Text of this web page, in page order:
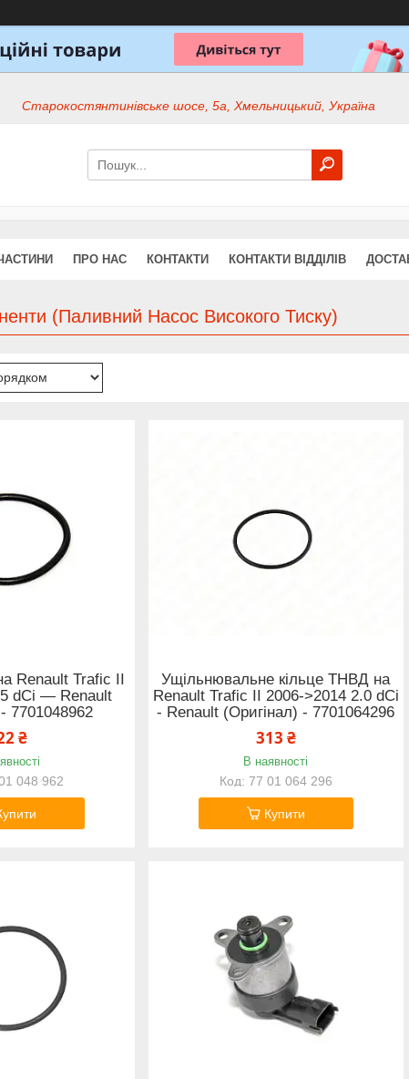
Старокостянтинівське шосе, 5а, Хмельницький, Україна
ПРО НАС КОНТАКТИ КОНТАКТИ ВІДДІЛІВ
(Паливний Насос Високого Тиску)
Renault Trafic II
dCi — Renault
7701048962
₴
048 962
Ущільнювальне кільце ТНВД на
Renault Trafic II 2006->2014 2.0 dCi
- Renault (Оригінал) - 7701064296
313 ₴
В наявності
77 01 064 296
Купити